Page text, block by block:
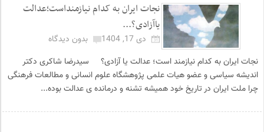
نجات ایران به کدام نیازمنداست؛عدالت
یاآزادی؟...
دی 17, 1404
بدون دیدگاه
نجات ایران به کدام نیازمند است؛ عدالت یا آزادی؟ سیدرضا شاکری دکتر
اندیشه سیاسی و عضو هیات علمی پژوهشگاه علوم انسانی و مطالعات فرهنگی
چرا ملت ایران در تاریخ خود همیشه تشنه و درمانده ی عدالت بوده...